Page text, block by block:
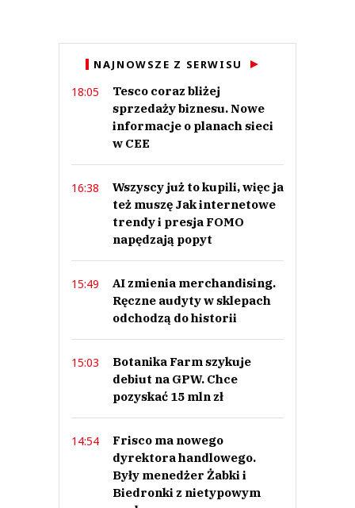
NAJNOWSZE Z SERWISU
18:05
Tesco coraz bliżej
sprzedaży biznesu. Nowe
informacje o planach sieci
w CEE
16:38
Wszyscy już to kupili, więc ja
też muszę Jak internetowe
trendy i presja FOMO
napędzają popyt
15:49
AI zmienia merchandising.
Ręczne audyty w sklepach
odchodzą do historii
15:03
Botanika Farm szykuje
debiut na GPW. Chce
pozyskać 15 mln zł
14:54
Frisco ma nowego
dyrektora handlowego.
Były menedżer Żabki i
Biedronki z nietypowym